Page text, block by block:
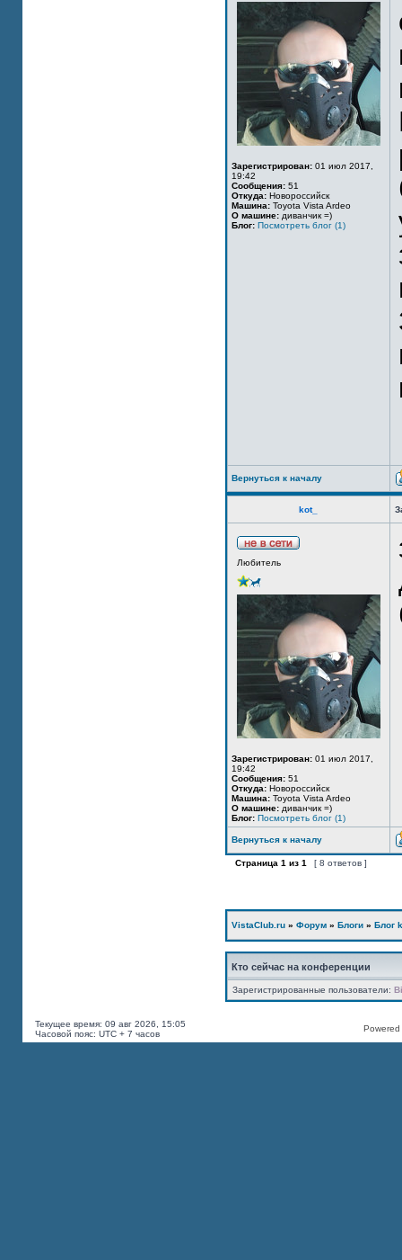
Зарегистрирован: 01 июл 2017,
19:42
Сообщения: 51
Откуда: Новороссийск
Машина: Toyota Vista Ardeo
О машине: диванчик =)
Блог: Посмотреть блог (1)
Вернуться к началу
kot_
Любитель
Зарегистрирован: 01 июл 2017,
19:42
Сообщения: 51
Откуда: Новороссийск
Машина: Toyota Vista Ardeo
О машине: диванчик =)
Блог: Посмотреть блог (1)
Вернуться к началу
Страница 1 из 1 [ 8 ответов ]
VistaClub.ru » Форум » Блоги » Блог
Кто сейчас на конференции
Зарегистрированные пользователи:
Текущее время: 09 авг 2026, 15:05
Часовой пояс: UTC + 7 часов